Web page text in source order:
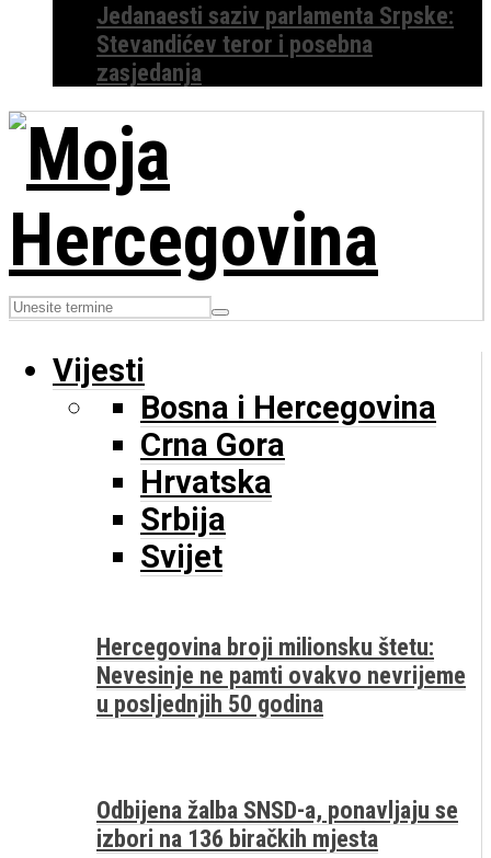
Jedanaesti saziv parlamenta Srpske:
Stevandićev teror i posebna
zasjedanja
Vijesti
Bosna i Hercegovina
Crna Gora
Hrvatska
Srbija
Svijet
Hercegovina broji milionsku štetu:
Nevesinje ne pamti ovakvo nevrijeme
u posljednjih 50 godina
Odbijena žalba SNSD-a, ponavljaju se
izbori na 136 biračkih mjesta